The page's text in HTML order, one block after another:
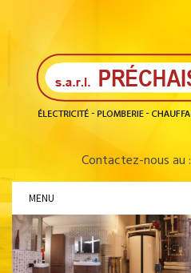
Contactez-nous au :
MENU